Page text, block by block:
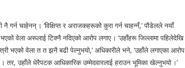
गर्न चाहेनन् । ‘विक्षिप्त र अराजकहरूको कुरा गर्न चाहन्नँ,’ पौडेलले नयाँ
वेला अरूलाई टिक्नै नदिएको आरोप लगाए । ‘उहाँहरू जिल्लामा पहिलेदेखि
भएको वेला त त झनै बढी पेल्नुभयो,’ अधिकारीले भने, ‘उहाँले लगाएका आरोप
तर, उहाँले धेरैपटक आधिकारिक उम्मेदवारलाई हराउन भूमिका खेल्नुभयो ।’